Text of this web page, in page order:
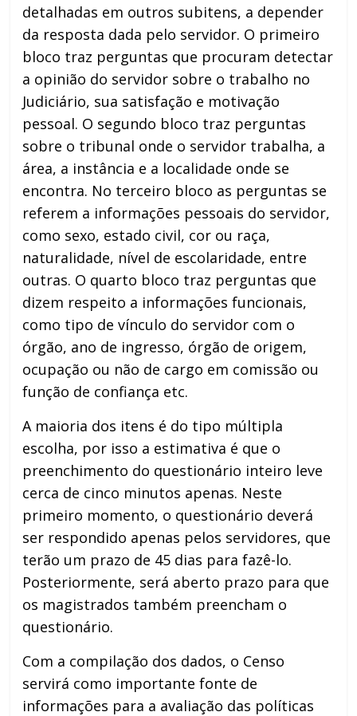
detalhadas em outros subitens, a depender
da resposta dada pelo servidor. O primeiro
bloco traz perguntas que procuram detectar
a opinião do servidor sobre o trabalho no
Judiciário, sua satisfação e motivação
pessoal. O segundo bloco traz perguntas
sobre o tribunal onde o servidor trabalha, a
área, a instância e a localidade onde se
encontra. No terceiro bloco as perguntas se
referem a informações pessoais do servidor,
como sexo, estado civil, cor ou raça,
naturalidade, nível de escolaridade, entre
outras. O quarto bloco traz perguntas que
dizem respeito a informações funcionais,
como tipo de vínculo do servidor com o
órgão, ano de ingresso, órgão de origem,
ocupação ou não de cargo em comissão ou
função de confiança etc.
A maioria dos itens é do tipo múltipla
escolha, por isso a estimativa é que o
preenchimento do questionário inteiro leve
cerca de cinco minutos apenas. Neste
primeiro momento, o questionário deverá
ser respondido apenas pelos servidores, que
terão um prazo de 45 dias para fazê-lo.
Posteriormente, será aberto prazo para que
os magistrados também preencham o
questionário.
Com a compilação dos dados, o Censo
servirá como importante fonte de
informações para a avaliação das políticas